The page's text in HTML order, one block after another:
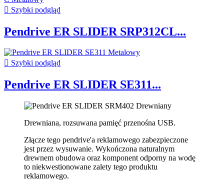
 Szybki podgląd
Pendrive ER SLIDER SRP312CL...
 Szybki podgląd
Pendrive ER SLIDER SE311...
Drewniana, rozsuwana pamięć przenośna USB.
Złącze tego pendrive'a reklamowego zabezpieczone
jest przez wysuwanie. Wykończona naturalnym
drewnem obudowa oraz komponent odporny na wodę
to niekwestionowane zalety tego produktu
reklamowego.